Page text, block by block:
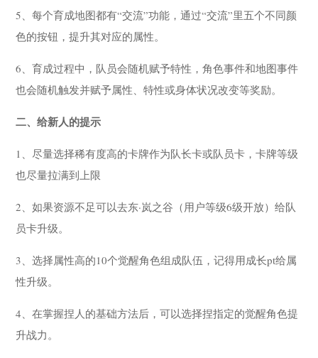
5、每个育成地图都有“交流”功能，通过“交流”里五个不同颜
色的按钮，提升其对应的属性。
6、育成过程中，队员会随机赋予特性，角色事件和地图事件
也会随机触发并赋予属性、特性或身体状况改变等奖励。
二、给新人的提示
1、尽量选择稀有度高的卡牌作为队长卡或队员卡，卡牌等级
也尽量拉满到上限
2、如果资源不足可以去东·岚之谷（用户等级6级开放）给队
员卡升级。
3、选择属性高的10个觉醒角色组成队伍，记得用成长pt给属
性升级。
4、在掌握捏人的基础方法后，可以选择捏指定的觉醒角色提
升战力。